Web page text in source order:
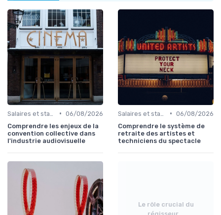
• 06/08/2026
Comprendre les enjeux de la
convention collective dans
l'industrie audiovisuelle
• 06/08/2026
Comprendre le système de
retraite des artistes et
techniciens du spectacle
Le rôle crucial du